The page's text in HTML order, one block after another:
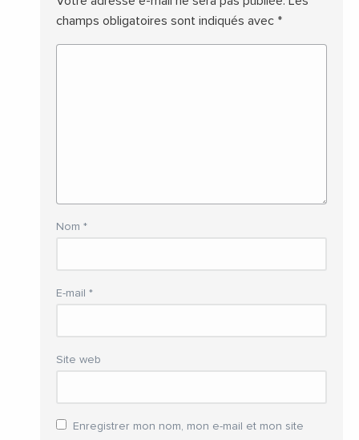
champs obligatoires sont indiqués avec *
Nom *
E-mail *
Site web
Enregistrer mon nom, mon e-mail et mon site